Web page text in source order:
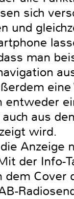
sich
und
man
entweder
aus
wird.
Anzeige
der Info-
dem